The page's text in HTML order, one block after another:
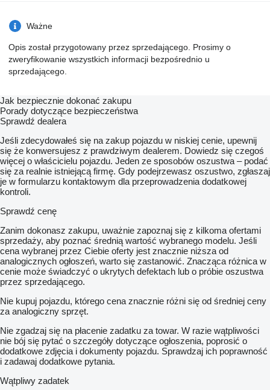
Ważne
Opis został przygotowany przez sprzedającego. Prosimy o
zweryfikowanie wszystkich informacji bezpośrednio u
sprzedającego.
Jak bezpiecznie dokonać zakupu
Porady dotyczące bezpieczeństwa
Sprawdź dealera
Jeśli zdecydowałeś się na zakup pojazdu w niskiej cenie, upewnij
się że konwersujesz z prawdziwym dealerem. Dowiedz się czegoś
więcej o właścicielu pojazdu. Jeden ze sposobów oszustwa – podać
się za realnie istniejącą firmę. Gdy podejrzewasz oszustwo, zgłaszaj
je w formularzu kontaktowym dla przeprowadzenia dodatkowej
kontroli.
Sprawdź cenę
Zanim dokonasz zakupu, uważnie zapoznaj się z kilkoma ofertami
sprzedaży, aby poznać średnią wartość wybranego modelu. Jeśli
cena wybranej przez Ciebie oferty jest znacznie niższa od
analogicznych ogłoszeń, warto się zastanowić. Znacząca różnica w
cenie może świadczyć o ukrytych defektach lub o próbie oszustwa
przez sprzedającego.
Nie kupuj pojazdu, którego cena znacznie różni się od średniej ceny
za analogiczny sprzęt.
Nie zgadzaj się na płacenie zadatku za towar. W razie wątpliwości
nie bój się pytać o szczegóły dotyczące ogłoszenia, poprosić o
dodatkowe zdjęcia i dokumenty pojazdu. Sprawdzaj ich poprawność
i zadawaj dodatkowe pytania.
Wątpliwy zadatek